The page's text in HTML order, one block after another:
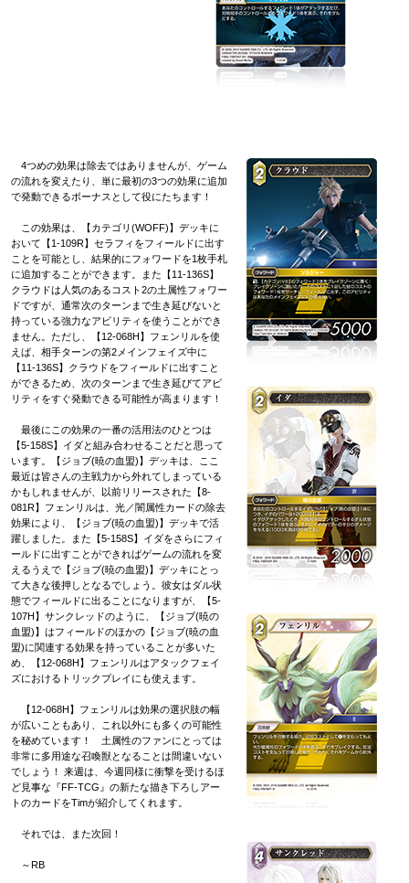
4つめの効果は除去ではありませんが、ゲーム
の流れを変えたり、単に最初の3つの効果に追加
で発動できるボーナスとして役にたちます！
この効果は、【カテゴリ(WOFF)】デッキに
おいて【1-109R】セラフィをフィールドに出す
ことを可能とし、結果的にフォワードを1枚手札
に追加することができます。また【11-136S】
クラウドは人気のあるコスト2の土属性フォワー
ドですが、通常次のターンまで生き延びないと
持っている強力なアビリティを使うことができ
ません。ただし、【12-068H】フェンリルを使
えば、相手ターンの第2メインフェイズ中に
【11-136S】クラウドをフィールドに出すこと
ができるため、次のターンまで生き延びてアビ
リティをすぐ発動できる可能性が高まります！
最後にこの効果の一番の活用法のひとつは
【5-158S】イダと組み合わせることだと思って
います。【ジョブ(暁の血盟)】デッキは、ここ
最近は皆さんの主戦力から外れてしまっている
かもしれませんが、以前リリースされた【8-
081R】フェンリルは、光／闇属性カードの除去
効果により、【ジョブ(暁の血盟)】デッキで活
躍しました。また【5-158S】イダをさらにフィ
ールドに出すことができればゲームの流れを変
えるうえで【ジョブ(暁の血盟)】デッキにとっ
て大きな後押しとなるでしょう。彼女はダル状
態でフィールドに出ることになりますが、【5-
107H】サンクレッドのように、【ジョブ(暁の
血盟)】はフィールドのほかの【ジョブ(暁の血
盟)に関連する効果を持っていることが多いた
め、【12-068H】フェンリルはアタックフェイ
ズにおけるトリックプレイにも使えます。
【12-068H】フェンリルは効果の選択肢の幅
が広いこともあり、これ以外にも多くの可能性
を秘めています！ 土属性のファンにとっては
非常に多用途な召喚獣となることは間違いない
でしょう！ 来週は、今週同様に衝撃を受けるほ
ど見事な『FF-TCG』の新たな描き下ろしアー
トのカードをTimが紹介してくれます。
それでは、また次回！
～RB